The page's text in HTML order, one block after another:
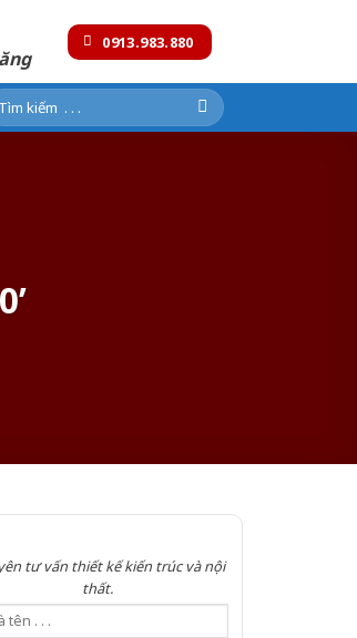
0913.983.880
tư vấn thiết kế kiến trúc và nội
thất.